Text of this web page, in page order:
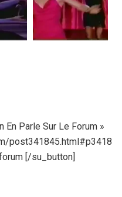
En Parle Sur Le Forum »
post341845.html#p3418
[/su_button]